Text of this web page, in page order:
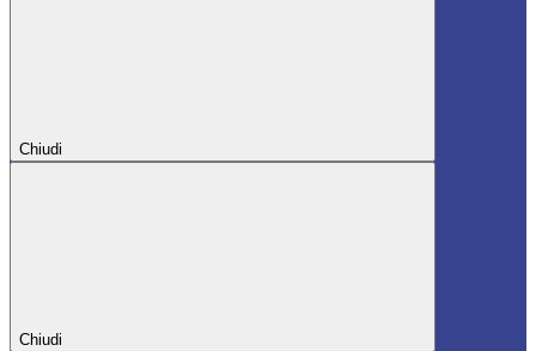
Chiudi
Chiudi